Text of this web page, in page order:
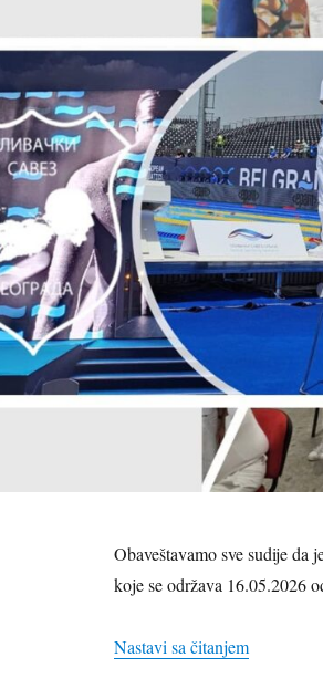
Obaveštavamo sve sudije da
koje se održava 16.05.2026
Nastavi sa čitanjem